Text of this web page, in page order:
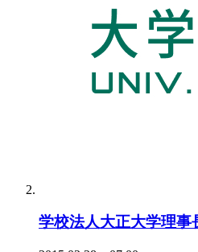
学校法人大正大学理事